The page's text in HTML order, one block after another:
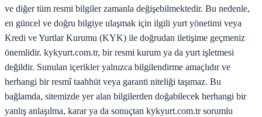
ve diğer tüm resmi bilgiler zamanla değişebilmektedir. Bu nedenle,
en güncel ve doğru bilgiye ulaşmak için ilgili yurt yönetimi veya
Kredi ve Yurtlar Kurumu (KYK) ile doğrudan iletişime geçmeniz
önemlidir. kykyurt.com.tr, bir resmi kurum ya da yurt işletmesi
değildir. Sunulan içerikler yalnızca bilgilendirme amaçlıdır ve
herhangi bir resmî taahhüt veya garanti niteliği taşımaz. Bu
bağlamda, sitemizde yer alan bilgilerden doğabilecek herhangi bir
yanlış anlaşılma, karar ya da sonuçtan kykyurt.com.tr sorumlu